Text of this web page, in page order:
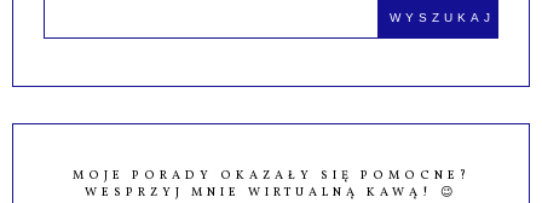
MOJE PORADY OKAZAŁY SIĘ POMOCNE?
WESPRZYJ MNIE WIRTUALNĄ KAWĄ! 😉